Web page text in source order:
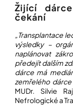
Žijící
čekání
„Transplantace
výsledky –
naplánovat
předejít dalším
dárce má
zemřelého
MUDr. Silvie
Nefrologické a